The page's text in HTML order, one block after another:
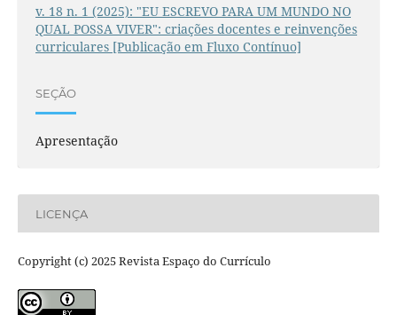
v. 18 n. 1 (2025): "EU ESCREVO PARA UM MUNDO NO
QUAL POSSA VIVER": criações docentes e reinvenções
curriculares [Publicação em Fluxo Contínuo]
SEÇÃO
Apresentação
LICENÇA
Copyright (c) 2025 Revista Espaço do Currículo